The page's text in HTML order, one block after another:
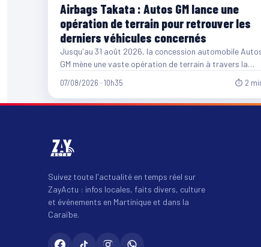
Airbags Takata : Autos GM lance une
opération de terrain pour retrouver les
derniers véhicules concernés
Jusqu'au 31 août 2026, la concession automobile
GM mène une vaste opération de terrain à travers la…
07/08/2026 · 10h35 ⏱ 2
Suivez toute l'actualité en temps réel sur
ZayActu : infos locales, faits divers, culture
et événements en Martinique et dans la
Caraïbe.